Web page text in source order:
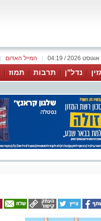
המייל האדום
נדל"ן תרבות תמוז